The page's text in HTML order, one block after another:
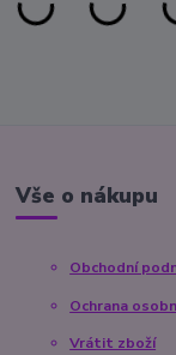
Vše o nákupu
Obchodní
Ochrana
Vrátit zboží